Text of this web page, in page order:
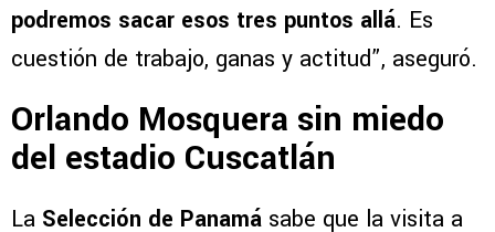
podremos sacar esos tres puntos allá. Es
cuestión de trabajo, ganas y actitud”, aseguró.
Orlando Mosquera sin miedo
del estadio Cuscatlán
La Selección de Panamá sabe que la visita a